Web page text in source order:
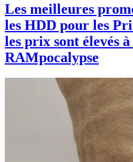
Les meilleures
les HDD pour les
les prix sont élevés à
RAMpocalypse